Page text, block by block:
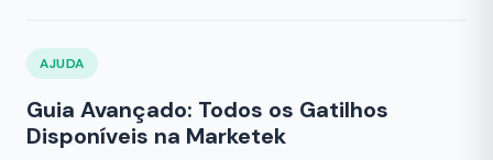
AJUDA
Guia Avançado: Todos os Gatilhos
Disponíveis na Marketek